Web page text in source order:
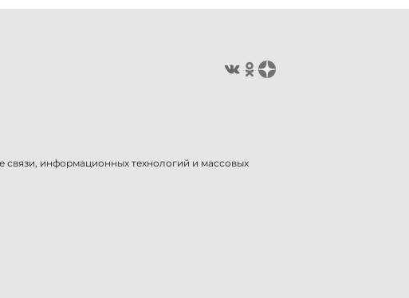
информационных технологий и массовых